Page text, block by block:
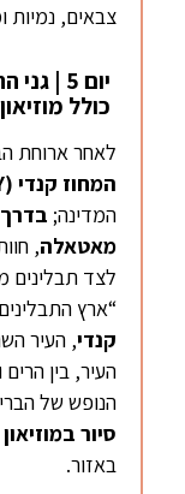
צבאים, נמיות
יום 5 |
כולל
לאחר ארוחת
המחוז קנדי (
המדינה;
מאטאלה,
לצד תבלינים
“ארץ
קנדי, העיר
העיר, בין
הנופש של
סיור
באזור.